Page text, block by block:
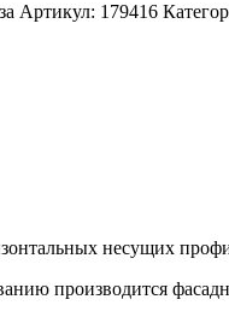
Артикул: 179416
несущих
производится